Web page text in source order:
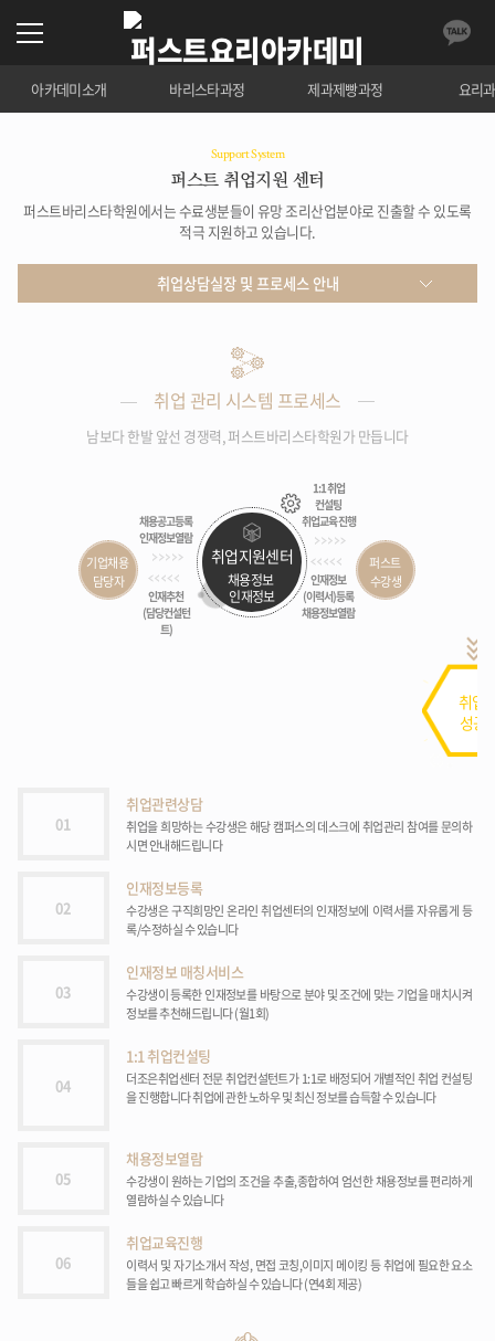
아카데미소개 바리스타과정 제과제빵과정 요리
Support System
퍼스트 취업지원 센터
퍼스트바리스타학원에서는 수료생분들이 유망 조리산업분야로 진출할 수 있도록
적극 지원하고 있습니다.
취업상담실장 및 프로세스 안내
이용 방법 및 자주 묻는 질문
취업 관리 시스템 프로세스
남보다 한발 앞선 경쟁력, 퍼스트바리스타학원가 만듭니다
기업채용
담당자
채용공고등록
인재정보열람
인재추천
(담당컨설턴
트)
취업지원센터
채용정보
인재정보
1:1 취업
컨설팅
취업교육 진행
인재정보
(이력서)등록
채용정보열람
퍼스트
수강생
취업
성공
01
취업관련상담
취업을 희망하는 수강생은 해당 캠퍼스의 데스크에 취업관리 참여를 문의하
시면 안내해드립니다
02
인재정보등록
수강생은 구직희망인 온라인 취업센터의 인재정보에 이력서를 자유롭게 등
록/수정하실 수 있습니다
03
인재정보 매칭서비스
수강생이 등록한 인재정보를 바탕으로 분야 및 조건에 맞는 기업을 매치시켜
정보를 추천해드립니다 (월1회)
04
1:1 취업컨설팅
더조은취업센터 전문 취업컨설턴트가 1:1로 배정되어 개별적인 취업 컨설팅
을 진행합니다 취업에 관한 노하우 및 최신 정보를 습득할 수 있습니다
05
채용정보열람
수강생이 원하는 기업의 조건을 추출,종합하여 엄선한 채용정보를 편리하게
열람하실 수 있습니다
06
취업교육진행
이력서 및 자기소개서 작성, 면접 코칭,이미지 메이킹 등 취업에 필요한 요소
들을 쉽고 빠르게 학습하실 수 있습니다 (연4회 제공)